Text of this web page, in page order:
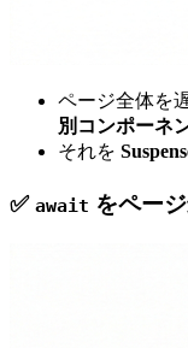
ページ全体を
別コンポーネ
それを
✅ await をペー